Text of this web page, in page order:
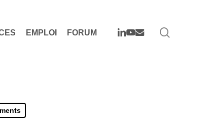
EMPLOI FORUM LINKEDIN
YOUTUBE
EMAIL